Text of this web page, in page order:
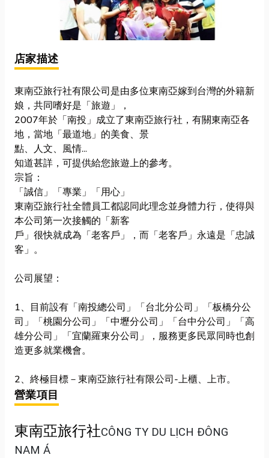
店家描述
東南亞旅行社有限公司是由多位東南亞嫁到台灣的外籍新
娘，共同嗜好是「旅遊」，
2007年於「南投」成立了東南亞旅行社，有關東南亞各
地，當地「最道地」的美食、景
點、人文、風情...
知道甚詳，可提供給您旅遊上的參考。
宗旨：
「誠信」「專業」「用心」
東南亞旅行社全體員工都認同此理念並身體力行，使得與
本公司第一次接觸的「新客
戶」很快就成為「老客戶」，而「老客戶」永遠是「忠誠
客」。
公司展望：
1、目前設有「南投總公司」「台北分公司」「板橋分公
司」「桃園分公司」「中壢分公司」「台中分公司」「高
雄分公司」「宜蘭羅東分公司」，服務更多民眾同時也創
造更多就業機會。
2、終極目標－東南亞旅行社有限公司-上櫃、上市。
營業項目
東南亞旅行社CÔNG TY DU LỊCH ĐÔNG
NAM Á